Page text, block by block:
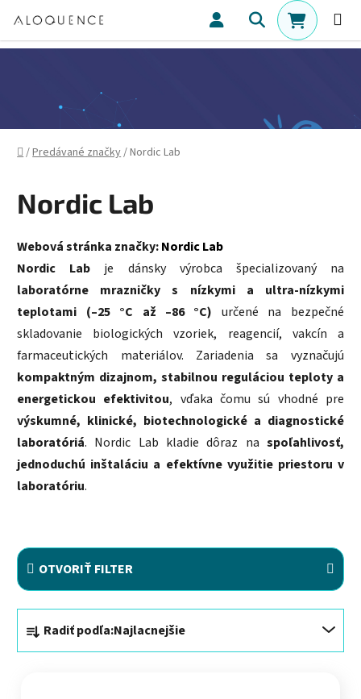
Hľadať
Domov
/Predávané značky/Nordic Lab
Nordic Lab
Webová stránka značky:Nordic Lab
Nordic Lab je dánsky výrobca špecializovaný na
laboratórne mrazničky s nízkymi a ultra-nízkymi
teplotami (–25 °C až –86 °C) určené na bezpečné
skladovanie biologických vzoriek, reagencií, vakcín a
farmaceutických materiálov. Zariadenia sa vyznačujú
kompaktným dizajnom, stabilnou reguláciou teploty a
energetickou efektivitou, vďaka čomu sú vhodné pre
výskumné, klinické, biotechnologické a diagnostické
laboratóriá. Nordic Lab kladie dôraz na spoľahlivosť,
jednoduchú inštaláciu a efektívne využitie priestoru v
laboratóriu.
OTVORIŤ FILTER
Radenie produktov
Radiť podľa:Najlacnejšie